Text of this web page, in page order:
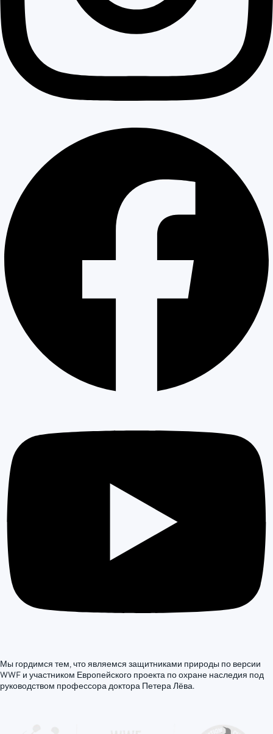
Мы гордимся тем, что являемся защитниками природы по версии
WWF и участником Европейского проекта по охране наследия под
руководством профессора доктора Петера Лёва.